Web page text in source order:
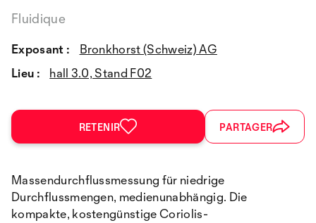
Fluidique
Exposant :
Bronkhorst (Schweiz) AG
Lieu :
hall 3.0, Stand F02
RETENIR PARTAGER
Massendurchflussmessung für niedrige
Durchflussmengen, medienunabhängig. Die
kompakte, kostengünstige Coriolis-